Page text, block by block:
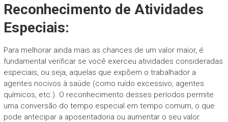
Reconhecimento de Atividades
Especiais:
Para melhorar ainda mais as chances de um valor maior, é
fundamental verificar se você exerceu atividades consideradas
especiais, ou seja, aquelas que expõem o trabalhador a
agentes nocivos à saúde (como ruído excessivo, agentes
químicos, etc.). O reconhecimento desses períodos permite
uma conversão do tempo especial em tempo comum, o que
pode antecipar a aposentadoria ou aumentar o seu valor.